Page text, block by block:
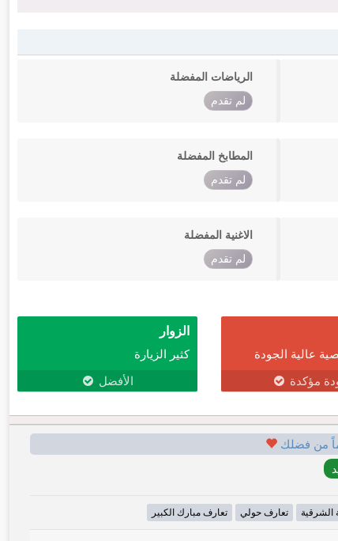
الرياضات المفضلة
لم تقدم
المطابخ المفضلة
لم تقدم
الاغنية المفضلة
لم تقدم
عالية الجودة
مؤكدة
الزوار
كثير الزيارة
الأفضل
من فضلك
الشرقية تعارف حولي تعارف مبارك الكبير